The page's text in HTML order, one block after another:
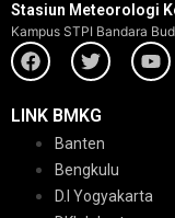
Stasiun Meteorologi
Kampus STPI Bandara
LINK BMKG
Banten
Bengkulu
D.I Yogyakarta